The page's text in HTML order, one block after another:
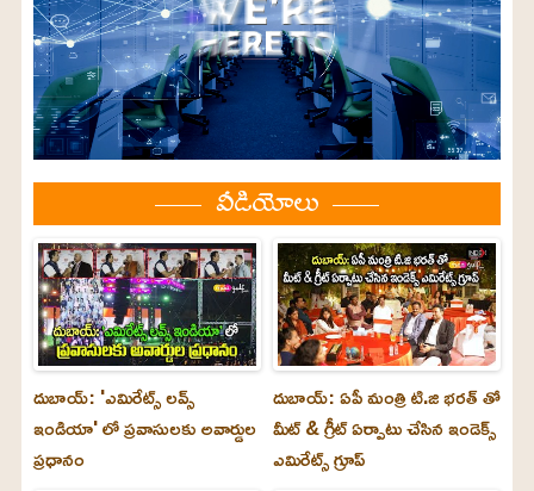
వీడియోలు
దుబాయ్: 'ఎమిరేట్స్ లవ్స్
ఇండియా' లో ప్రవాసులకు అవార్డుల
ప్రధానం
దుబాయ్: ఏపీ మంత్రి టి.జి భరత్ తో
మీట్ & గ్రీట్ ఏర్పాటు చేసిన ఇండెక్స్
ఎమిరేట్స్ గ్రూప్